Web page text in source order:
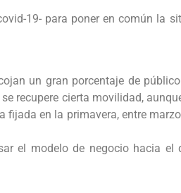
19- para poner en común la
un gran porcentaje de
recupere cierta movilidad,
en la primavera, entre
el modelo de negocio hacia el